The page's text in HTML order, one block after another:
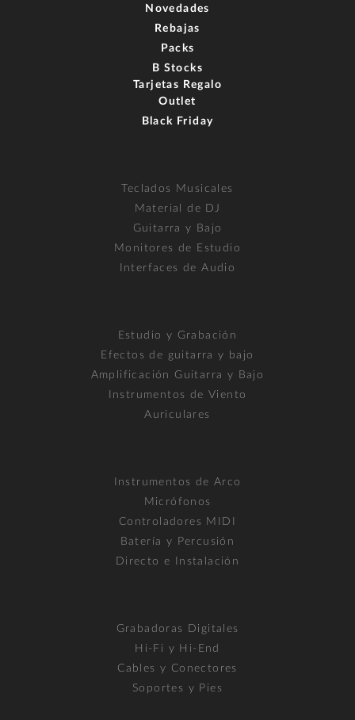
Novedades
Rebajas
Packs
B Stocks
Tarjetas Regalo
Outlet
Black Friday
Teclados Musicales
Material de DJ
Guitarra y Bajo
Monitores de Estudio
Interfaces de Audio
Estudio y Grabación
Efectos de guitarra y bajo
Amplificación Guitarra y Bajo
Instrumentos de Viento
Auriculares
Instrumentos de Arco
Micrófonos
Controladores MIDI
Batería y Percusión
Directo e Instalación
Grabadoras Digitales
Hi-Fi y Hi-End
Cables y Conectores
Soportes y Pies